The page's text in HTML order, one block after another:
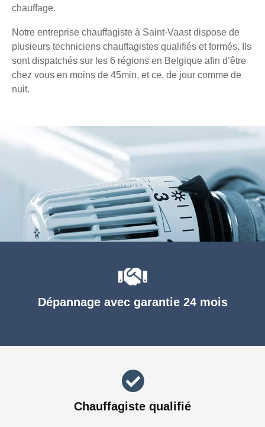
chauffage.
Notre entreprise chauffagiste à Saint-Vaast dispose de
plusieurs techniciens chauffagistes qualifiés et formés. Ils
sont dispatchés sur les 6 régions en Belgique afin d’être
chez vous en moins de 45min, et ce, de jour comme de
nuit.
Dépannage avec garantie 24 mois
Chauffagiste qualifié
Chauffage agréé